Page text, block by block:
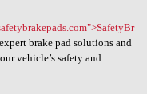
www
brake pad solutions and
vehicle’s safety and